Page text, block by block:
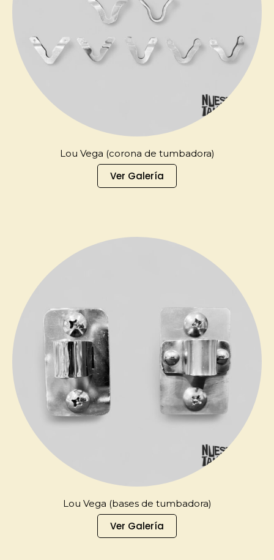
Lou Vega (corona de tumbadora)
Ver Galería
Lou Vega (bases de tumbadora)
Ver Galería